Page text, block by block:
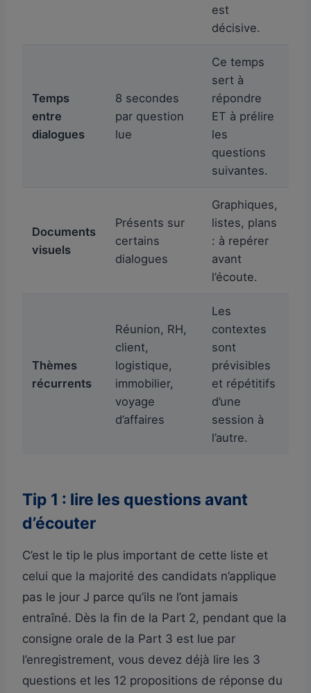
est
décisive.
Temps
entre
dialogues
8 secondes
par question
lue
Ce temps
sert à
répondre
ET à prélire
les
questions
suivantes.
Documents
visuels
Présents sur
certains
dialogues
Graphiques,
listes, plans
: à repérer
avant
l’écoute.
Thèmes
récurrents
Réunion, RH,
client,
logistique,
immobilier,
voyage
d’affaires
Les
contextes
sont
prévisibles
et répétitifs
d’une
session à
l’autre.
Tip 1 : lire les questions avant
d’écouter
C’est le tip le plus important de cette liste et
celui que la majorité des candidats n’applique
pas le jour J parce qu’ils ne l’ont jamais
entraîné. Dès la fin de la Part 2, pendant que la
consigne orale de la Part 3 est lue par
l’enregistrement, vous devez déjà lire les 3
questions et les 12 propositions de réponse du